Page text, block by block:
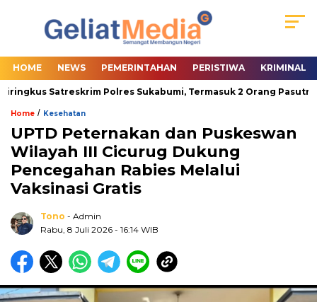
HOME NEWS PEMERINTAHAN PERISTIWA KRIMINAL
Satreskrim Polres Sukabumi, Termasuk 2 Orang Pasutri
Home / Kesehatan
UPTD Peternakan dan Puskeswan
Wilayah III Cicurug Dukung
Pencegahan Rabies Melalui
Vaksinasi Gratis
Tono - Admin
Rabu, 8 Juli 2026 - 16:14 WIB